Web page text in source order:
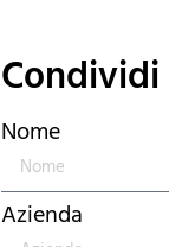
Nome
Azienda